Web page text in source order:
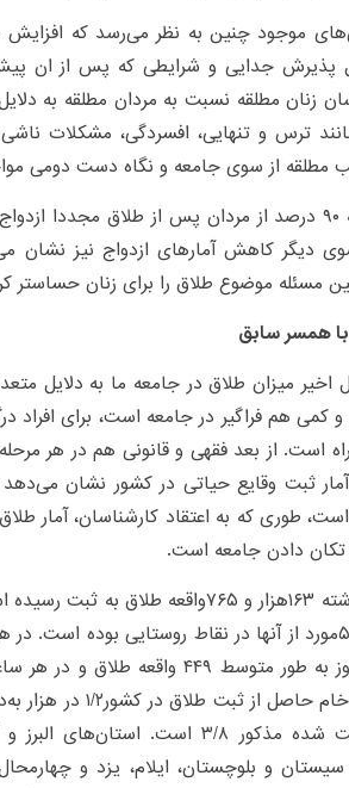
موجود چنین به نظر می‌رسد که
پذیرش جدایی و شرایطی که پس از ان پیش
زنان مطلقه نسبت به مردان مطلقه به
ترس و تنهایی، افسردگی، مشکلات
مطلقه از سوی جامعه و نگاه دست دومی
دیگر کاهش آمار‌های ازدواج نیز نشان
مسئله موضوع طلاق را برای زنان حساستر
با همسر سابق
اخیر میزان طلاق در جامعه ما به دلایل
کمی هم فراگیر در جامعه است، برای افراد
است. از بعد فقهی و قانونی هم در هر
آمار ثبت وقایع حیاتی در کشور نشان
طوری که به اعتقاد کارشناسان، آمار
تکان‌ دادن جامعه است.
است. نرخ خام
طلاق‌ها ثبت شده مذکور ۳/۸ است.
و بلوچستان، ایلام، یزد و